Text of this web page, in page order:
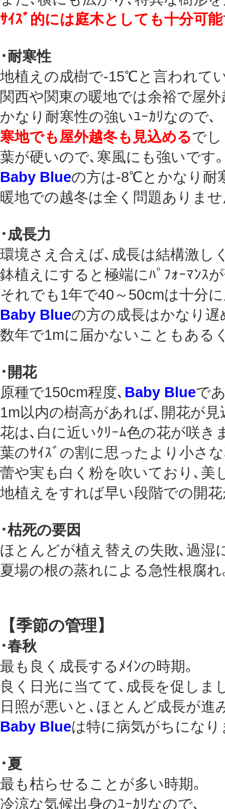
ｻｲｽﾞ的には庭木としても十分可能
･耐寒性
地植えの成樹で-15℃と言われて
関西や関東の暖地では余裕で屋外
かなり耐寒性の強いﾕｰｶﾘなので､
寒地でも屋外越冬も見込めるで
葉が硬いので､寒風にも強いです｡
Baby Blueの方は-8℃とかなり耐
暖地での越冬は全く問題ありま
･成長力
環境さえ合えば､成長は結構激し
鉢植えにすると極端にﾊﾟﾌｫｰﾏﾝｽ
それでも1年で40～50cmは十分
Baby Blueの方の成長はかなり遅
数年で1mに届かないこともある
･開花
原種で150cm程度､ Baby Blueで
1m以内の樹高があれば､開花が
花は､白に近いｸﾘｰﾑ色の花が咲き
葉のｻｲｽﾞの割に思ったより小さ
蕾や実も白く粉を吹いており､美
地植えをすれば早い段階での開
･枯死の要因
ほとんどが植え替えの失敗､過湿
夏場の根の蒸れによる急性根腐れ
【季節の管理】
･春秋
最も良く成長するﾒｲﾝの時期｡
良く日光に当てて､成長を促しま
日照が悪いと､ほとんど成長が進
Baby Blueは特に病気がちになり
･夏
最も枯らせることが多い時期｡
冷涼な気候出身のﾕｰｶﾘなので､